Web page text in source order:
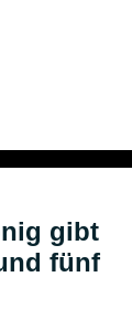
gibt
fünf